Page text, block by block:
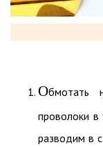
Обмотать
проволоки в
разводим в